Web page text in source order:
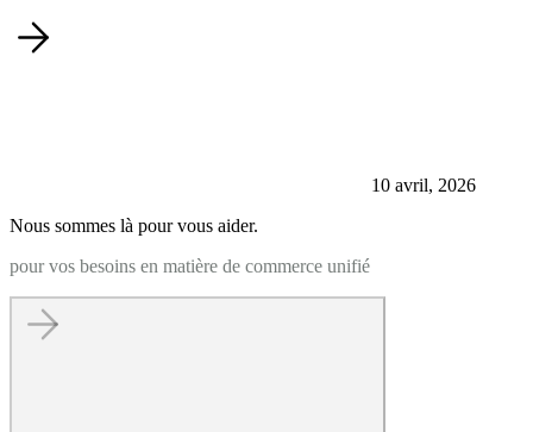
10 avril, 2026
Nous sommes là pour vous aider.
pour vos besoins en matière de commerce unifié